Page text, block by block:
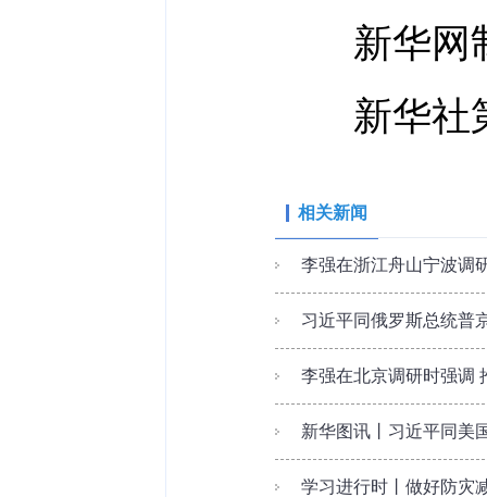
新华网
新华社
相关新闻
李强在浙江舟山宁波调
习近平同俄罗斯总统普
李强在北京调研时强调
新华图讯丨习近平同美
学习进行时丨做好防灾